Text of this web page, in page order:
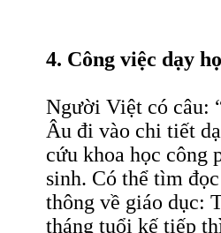
4. Công việc dạy
Người Việt có câu:
Âu đi vào chi tiết
cứu khoa học công
sinh. Có thể tìm
thông về giáo dục:
tháng tuổi kế tiếp